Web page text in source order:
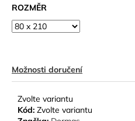
ROZMĚR
Možnosti doručení
Zvolte variantu
Kód: Zvolte variantu